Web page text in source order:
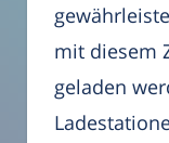
mit diesem
geladen